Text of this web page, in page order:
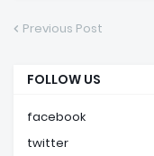
Previous Post
FOLLOW US
facebook
twitter